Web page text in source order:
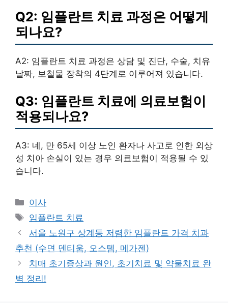
Q2: 임플란트 치료 과정은 어떻게
되나요?
A2: 임플란트 치료 과정은 상담 및 진단, 수술, 치유
날짜, 보철물 장착의 4단계로 이루어져 있습니다.
Q3: 임플란트 치료에 의료보험이
적용되나요?
A3: 네, 만 65세 이상 노인 환자나 사고로 인한 외상
성 치아 손실이 있는 경우 의료보험이 적용될 수 있
습니다.
카
테
고
리
이사
태
그
임플란트 치료
서울 노원구 상계동 저렴한 임플란트 가격 치과
추천 (수면 덴티움, 오스템, 메가젠)
치매 초기증상과 원인, 초기치료 및 약물치료 완
벽 정리!